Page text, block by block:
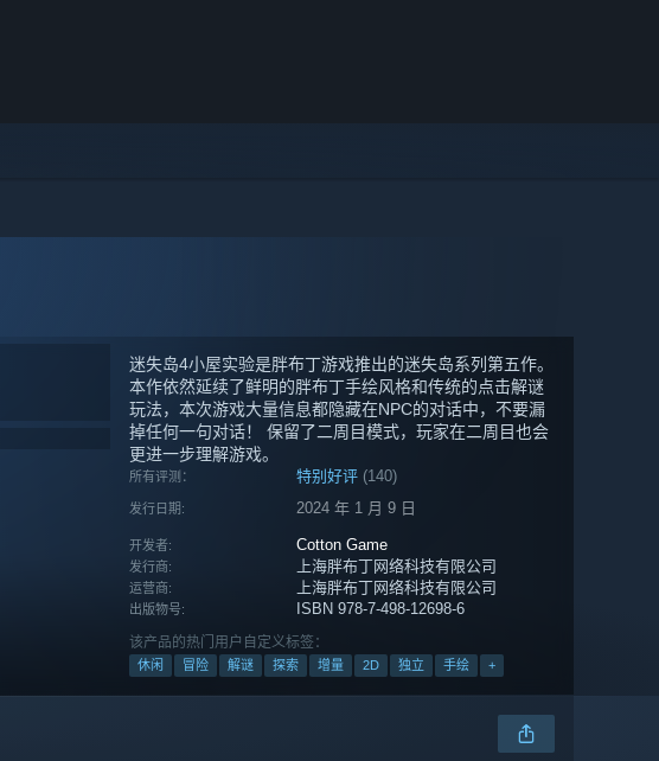
迷失岛4小屋实验是胖布丁游戏推出的迷失岛系列第五作。
本作依然延续了鲜明的胖布丁手绘风格和传统的点击解谜
玩法，本次游戏大量信息都隐藏在NPC的对话中，不要漏
掉任何一句对话！ 保留了二周目模式，玩家在二周目也会
更进一步理解游戏。
所有评测： 特别好评 (140)
发行日期: 2024 年 1 月 9 日
开发者: Cotton Game
发行商: 上海胖布丁网络科技有限公司
运营商: 上海胖布丁网络科技有限公司
出版物号: ISBN 978-7-498-12698-6
该产品的热门用户自定义标签：
休闲 冒险 解谜 探索 增量 2D 独立 手绘 +